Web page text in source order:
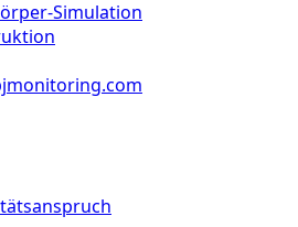
Simulation